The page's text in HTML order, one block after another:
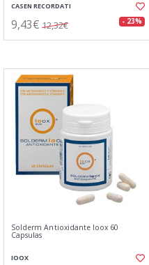
CASEN RECORDATI
9,43€ 12,32€ - 23%
Solderm Antioxidante Ioox 60
Capsulas
IOOX